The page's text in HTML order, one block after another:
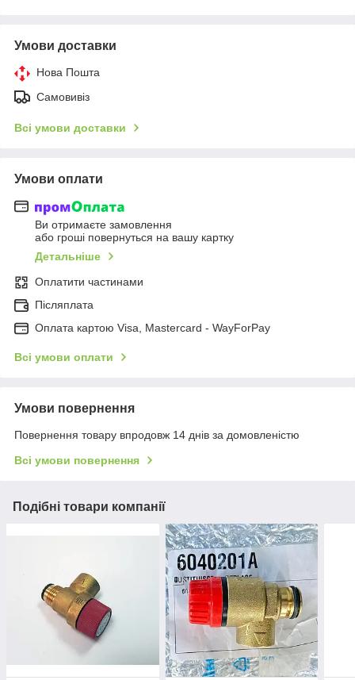
Умови доставки
Нова Пошта
Самовивіз
Всі умови доставки
Умови оплати
Ви отримаєте замовлення
або гроші повернуться на вашу картку
Детальніше
Оплатити частинами
Післяплата
Оплата картою Visa, Mastercard - WayForPay
Всі умови оплати
Умови повернення
Повернення товару впродовж 14 днів за домовленістю
Всі умови повернення
Подібні товари компанії